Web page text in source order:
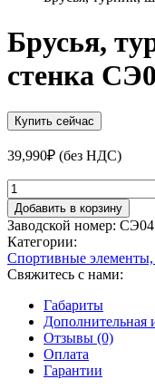
Брусья,
стенка
Купить сейчас
39,990₽ (без НДС)
Количество
товара
Брусья,
турник,
шведская
стенка
СЭ045
Добавить в корзину
Заводской номер:
Категории:
Спортивные
Свяжитесь с нами:
Габариты
Дополнительная
Отзывы (0)
Оплата
Гарантии